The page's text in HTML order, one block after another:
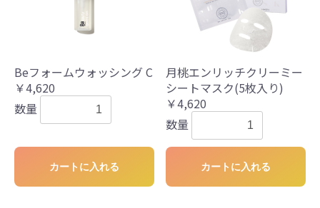
Beフォームウォッシング C
￥4,620
数量
カートに入れる
月桃エンリッチクリーミー
シートマスク(5枚入り)
￥4,620
数量
カートに入れる